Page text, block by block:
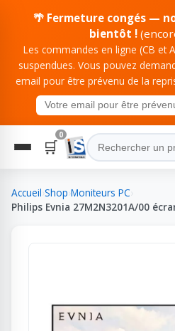
🌴 Fermeture congés —
bientôt !
Les commandes en ligne (CB et
suspendues. Vous pouvez
email pour être prévenu de la
🛒
0
Accueil Shop Moniteurs PC
Philips Evnia 27M2N3201A/00